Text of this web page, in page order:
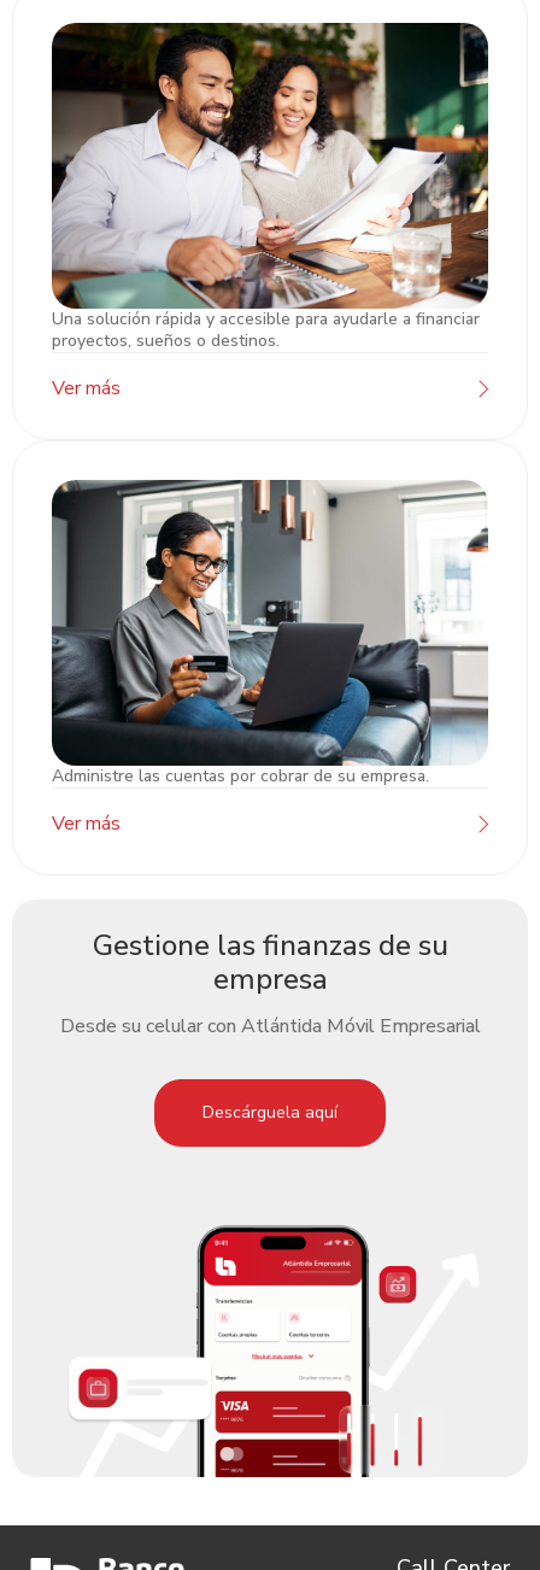
Préstamo Empresarial
Una solución rápida y accesible para ayudarle a financiar
proyectos, sueños o destinos.
Ver más
Administre las cuentas por cobrar de su empresa.
Ver más
Gestione las finanzas de su
empresa
Desde su celular con Atlántida Móvil Empresarial
Descárguela aquí